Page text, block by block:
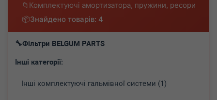
Комплектуючі амортизатора, пружини, ресори
Знайдено товарів: 4
Фільтри BELGUM PARTS
Інші категорії:
Інші комплектуючі гальмівної системи (1)